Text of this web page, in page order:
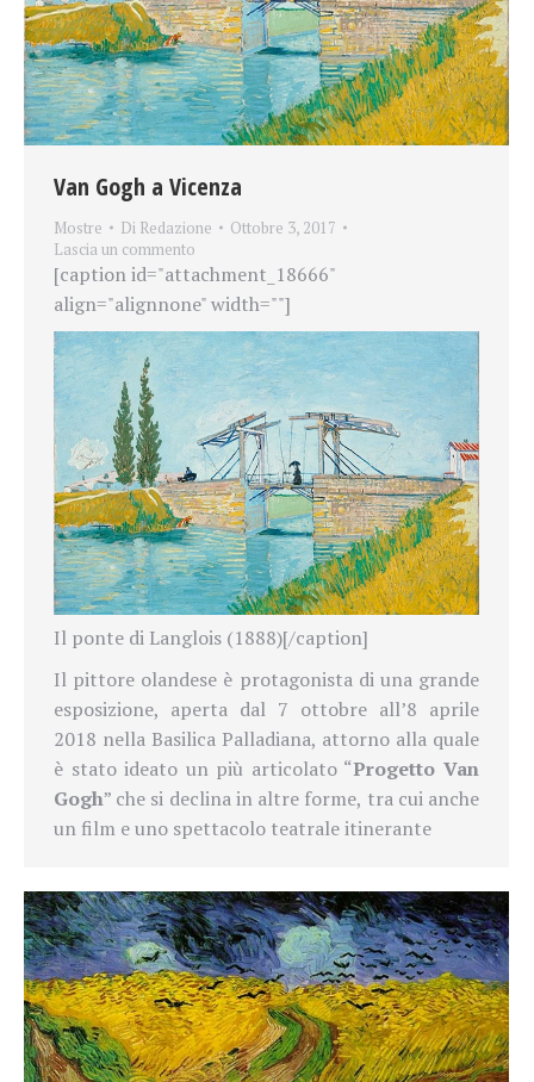
Van Gogh a Vicenza
Mostre Di Redazione
Ottobre 3, 2017
Lascia un commento
[caption id="attachment_18666"
align="alignnone" width=""]
Il ponte di Langlois (1888)[/caption]
Il pittore olandese è protagonista di una grande
esposizione, aperta dal 7 ottobre all’8 aprile
2018 nella Basilica Palladiana, attorno alla quale
è statoideato un più articolato “Progetto Van
Gogh” che si declina in altre forme, tra cui anche
un film e uno spettacolo teatrale itinerante